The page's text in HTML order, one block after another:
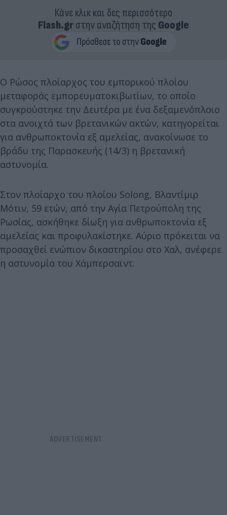
Κάνε κλικ και δες περισσότερο
Flash.grστην αναζήτηση της Google
Ο Ρώσος πλοίαρχος του εμπορικού πλοίου
μεταφοράς εμπορευματοκιβωτίων, το οποίο
συγκρούστηκε την Δευτέρα με ένα δεξαμενόπλοιο
στα ανοιχτά των βρετανικών ακτών, κατηγορείται
για ανθρωποκτονία εξ αμελείας, ανακοίνωσε το
βράδυ της Παρασκευής (14/3) η βρετανική
αστυνομία.
Στον πλοίαρχο του πλοίου Solong, Βλαντίμιρ
Μότιν, 59 ετών, από την Αγία Πετρούπολη της
Ρωσίας, ασκήθηκε δίωξη για ανθρωποκτονία εξ
αμελείας και προφυλακίστηκε. Αύριο πρόκειται να
προσαχθεί ενώπιον δικαστηρίου στο Χαλ, ανέφερε
η αστυνομία του Χάμπερσαϊντ.